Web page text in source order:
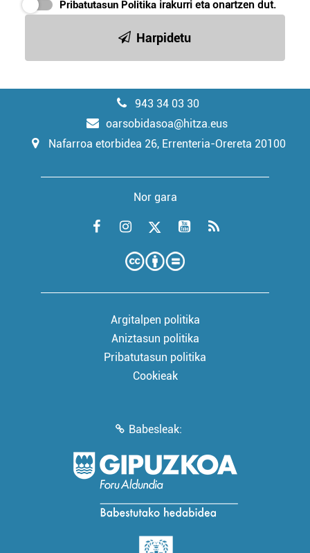
Pribatutasun Politika irakurri eta onartzen dut.
Harpidetu
943 34 03 30
oarsobidasoa@hitza.eus
Nafarroa etorbidea 26, Errenteria-Orereta 20100
Nor gara
Argitalpen politika
Aniztasun politika
Pribatutasun politika
Cookieak
Babesleak: